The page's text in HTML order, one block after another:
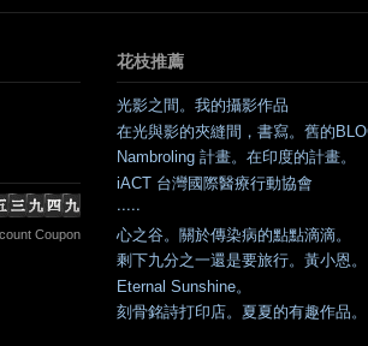
Coupon
花枝推薦
光影之間。我的攝影作品
在光與影的夾縫間，書寫。舊的
Nambroling 計畫。在印度的計畫。
iACT 台灣國際醫療行動協會
‧‧‧‧‧
心之谷。關於傳染病的點點滴滴。
剩下九分之一還是要旅行。黃小恩。
Eternal Sunshine。
刻骨銘詩打印店。夏夏的有趣作品。